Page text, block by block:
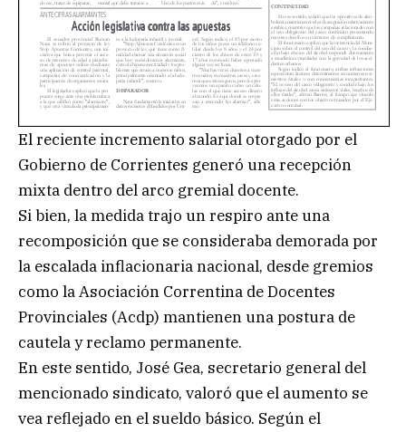
El reciente incremento salarial otorgado por el
Gobierno de Corrientes generó una recepción
mixta dentro del arco gremial docente.
Si bien, la medida trajo un respiro ante una
recomposición que se consideraba demorada por
la escalada inflacionaria nacional, desde gremios
como la Asociación Correntina de Docentes
Provinciales (Acdp) mantienen una postura de
cautela y reclamo permanente.
En este sentido, José Gea, secretario general del
mencionado sindicato, valoró que el aumento se
vea reflejado en el sueldo básico. Según el